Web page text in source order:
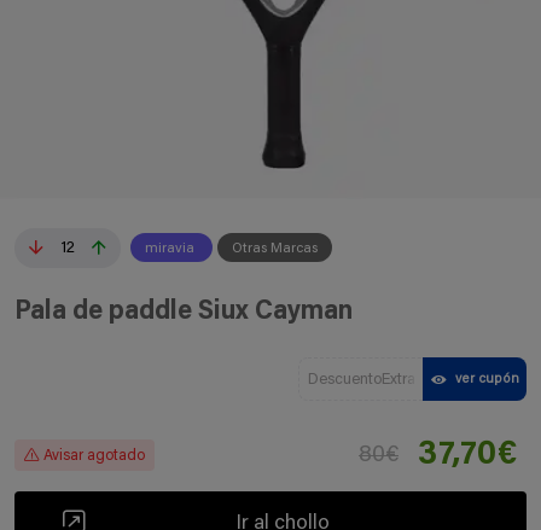
12 miravia Otras Marcas
Pala de paddle Siux Cayman
DescuentoExtra ver cupón
Avisar agotado 80€ 37,70€
Ir al chollo